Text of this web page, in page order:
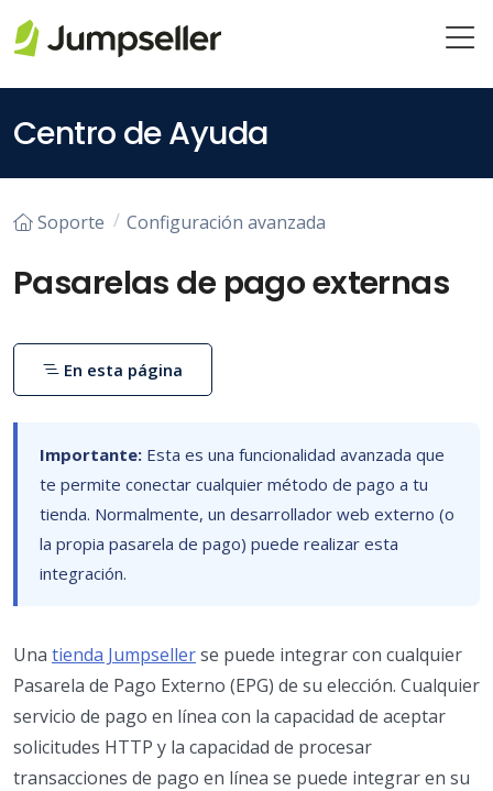
Centro de Ayuda
Soporte Configuración avanzada
Pasarelas de pago externas
Importante: Esta es una funcionalidad avanzada que
te permite conectar cualquier método de pago a tu
tienda. Normalmente, un desarrollador web externo (o
la propia pasarela de pago) puede realizar esta
integración.
Una tienda Jumpsellerse puede integrar con cualquier
Pasarela de Pago Externo (EPG) de su elección. Cualquier
servicio de pago en línea con la capacidad de aceptar
solicitudes HTTP y la capacidad de procesar
transacciones de pago en línea se puede integrar en su
En esta página